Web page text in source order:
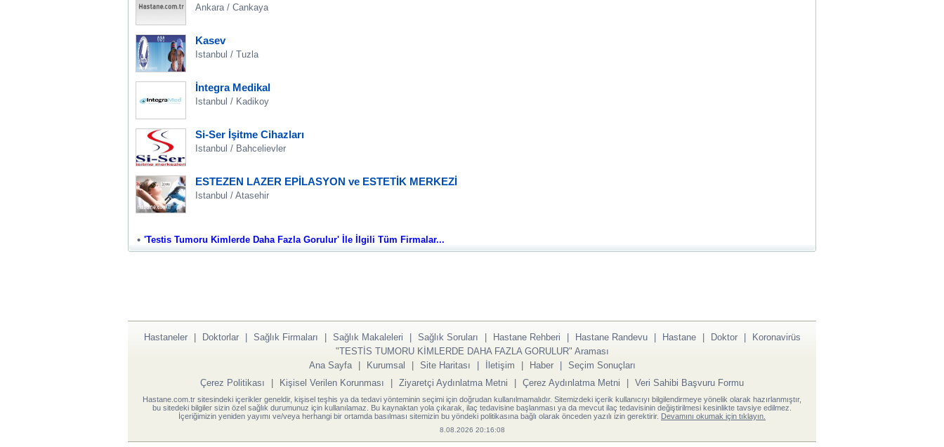
Ankara / Cankaya
Kasev
Istanbul / Tuzla
İntegra Medikal
Istanbul / Kadikoy
Si-Ser İşitme Cihazları
Istanbul / Bahcelievler
ESTEZEN LAZER EPİLASYON ve ESTETİK MERKEZİ
Istanbul / Atasehir
'Testis Tumoru Kimlerde Daha Fazla Gorulur' İle İlgili Tüm Firmalar...
Hastaneler Doktorlar Sağlık Firmaları Sağlık Makaleleri Sağlık Soruları Hastane Rehberi Hastane Randevu Hastane Doktor
Koronavirüs
"TESTİS TUMORU KİMLERDE DAHA FAZLA GORULUR" Araması
Ana Sayfa
Kurumsal Site Haritası İletişim Haber
Seçim Sonuçları
Çerez Politikası
Kişisel Verilen Korunması Ziyaretçi Aydınlatma Metni Çerez Aydınlatma Metni Veri Sahibi Başvuru Formu
Hastane.com.tr sitesindeki içerikler geneldir, kişisel teşhis ya da tedavi yönteminin seçimi için doğrudan kullanılmamalıdır. Sitemizdeki içerik kullanıcıyı bilgilendirmeye yönelik olarak hazırlanmıştır,
bu sitedeki bilgiler sizin özel sağlık durumunuz için kullanılamaz. Bu kaynaktan yola çıkarak, ilaç tedavisine başlanması ya da mevcut ilaç tedavisinin değiştirilmesi kesinlikte tavsiye edilmez.
İçeriğimizin yeniden yayımı ve/veya herhangi bir ortamda basılması sitemizin bu yöndeki politikasına bağlı olarak önceden yazılı izin gerektirir. Devamını okumak için tıklayın.
8.08.2026 20:16:08